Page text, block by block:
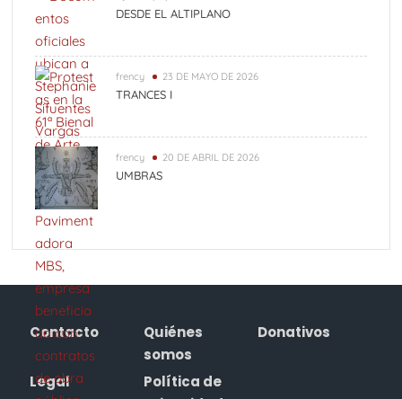
DESDE EL ALTIPLANO
frency 23 DE MAYO DE 2026
TRANCES I
frency 20 DE ABRIL DE 2026
UMBRAS
Contacto
Quiénes
somos
Donativos
Legal
Política de